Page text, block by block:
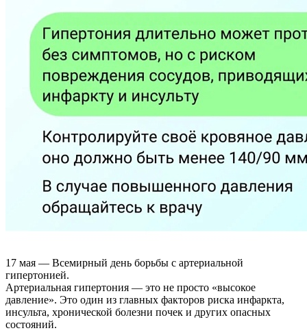
17 мая — Всемирный день борьбы с артериальной
гипертонией.
Артериальная гипертония — это не просто «высокое
давление». Это один из главных факторов риска инфаркта,
инсульта, хронической болезни почек и других опасных
состояний.